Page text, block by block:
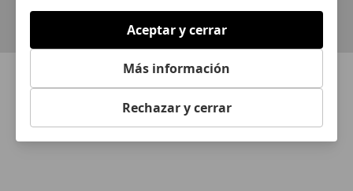
Las cookies, los identificadores de dispositivos o los
identificadores online de similares características (p.
ej., los identificadores basados en inicio de sesión,
los identificadores asignados aleatoriamente, los
identificadores basados en la red), junto con otra
información (p. ej., la información y el tipo del
navegador, el idioma, el tamaño de la pantalla, las
tecnologías compatibles, etc.), pueden almacenarse
o leerse en tu dispositivo a fin de reconocerlo
Aceptar y cerrar
Más información
Rechazar y cerrar